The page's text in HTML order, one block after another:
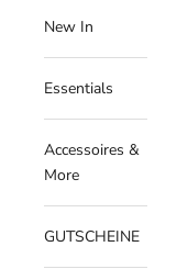
New In
Essentials
Accessoires &
More
GUTSCHEINE